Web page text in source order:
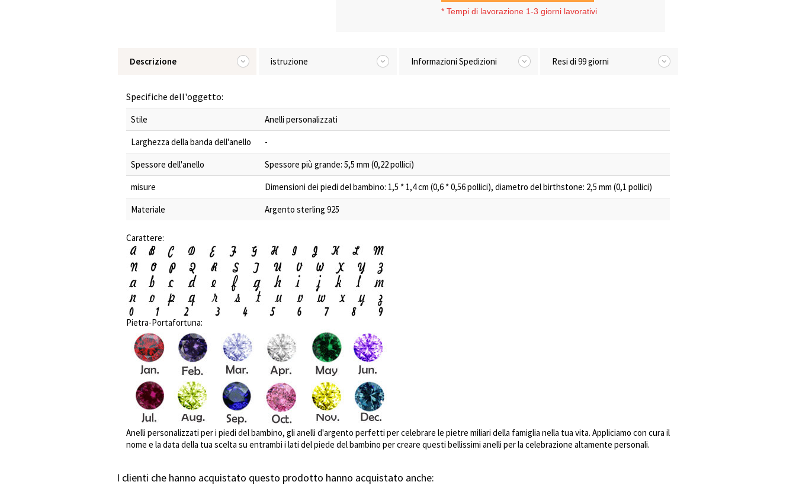
* Tempi di lavorazione 1-3 giorni lavorativi
Descrizione istruzione Informazioni Spedizioni Resi di 99 giorni
Specifiche dell'oggetto:
Stile
Anelli personalizzati
Larghezza della banda dell'anello
-
Spessore dell'anello
Spessore più grande: 5,5 mm (0,22 pollici)
misure
Dimensioni dei piedi del bambino: 1,5 * 1,4 cm (0,6 * 0,56 pollici), diametro del birthstone: 2,5 mm (0,1 pollici)
Materiale
Argento sterling 925
Carattere:
Pietra-Portafortuna:
Anelli personalizzati per i piedi del bambino, gli anelli d'argento perfetti per celebrare le pietre miliari della famiglia nella tua vita. Appliciamo con cura il
nome e la data della tua scelta su entrambi i lati del piede del bambino per creare questi bellissimi anelli per la celebrazione altamente personali.
I clienti che hanno acquistato questo prodotto hanno acquistato anche: